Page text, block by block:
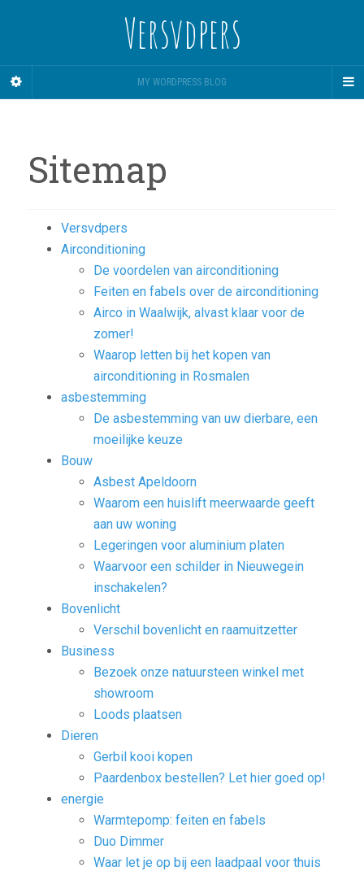
Versvdpers
MY WORDPRESS BLOG
Sitemap
Versvdpers
Airconditioning
De voordelen van airconditioning
Feiten en fabels over de airconditioning
Airco in Waalwijk, alvast klaar voor de
zomer!
Waarop letten bij het kopen van
airconditioning in Rosmalen
asbestemming
De asbestemming van uw dierbare, een
moeilijke keuze
Bouw
Asbest Apeldoorn
Waarom een huislift meerwaarde geeft
aan uw woning
Legeringen voor aluminium platen
Waarvoor een schilder in Nieuwegein
inschakelen?
Bovenlicht
Verschil bovenlicht en raamuitzetter
Business
Bezoek onze natuursteen winkel met
showroom
Loods plaatsen
Dieren
Gerbil kooi kopen
Paardenbox bestellen? Let hier goed op!
energie
Warmtepomp: feiten en fabels
Duo Dimmer
Waar let je op bij een laadpaal voor thuis